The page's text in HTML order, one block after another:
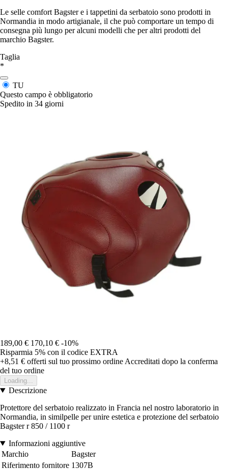
Le selle comfort Bagster e i tappetini da serbatoio sono prodotti in
Normandia in modo artigianale, il che può comportare un tempo di
consegna più lungo per alcuni modelli che per altri prodotti del
marchio Bagster.
Taglia
*
TU
Questo campo è obbligatorio
Spedito in 34 giorni
189,00 € 170,10 € -10%
Risparmia 5% con il codice EXTRA
+8,51 € offerti sul tuo prossimo ordine Accreditati dopo la conferma
del tuo ordine
Loading...
Descrizione
Protettore del serbatoio realizzato in Francia nel nostro laboratorio in
Normandia, in similpelle per unire estetica e protezione del serbatoio
Bagster r 850 / 1100 r
Informazioni aggiuntive
Marchio
Bagster
Riferimento fornitore 1307B